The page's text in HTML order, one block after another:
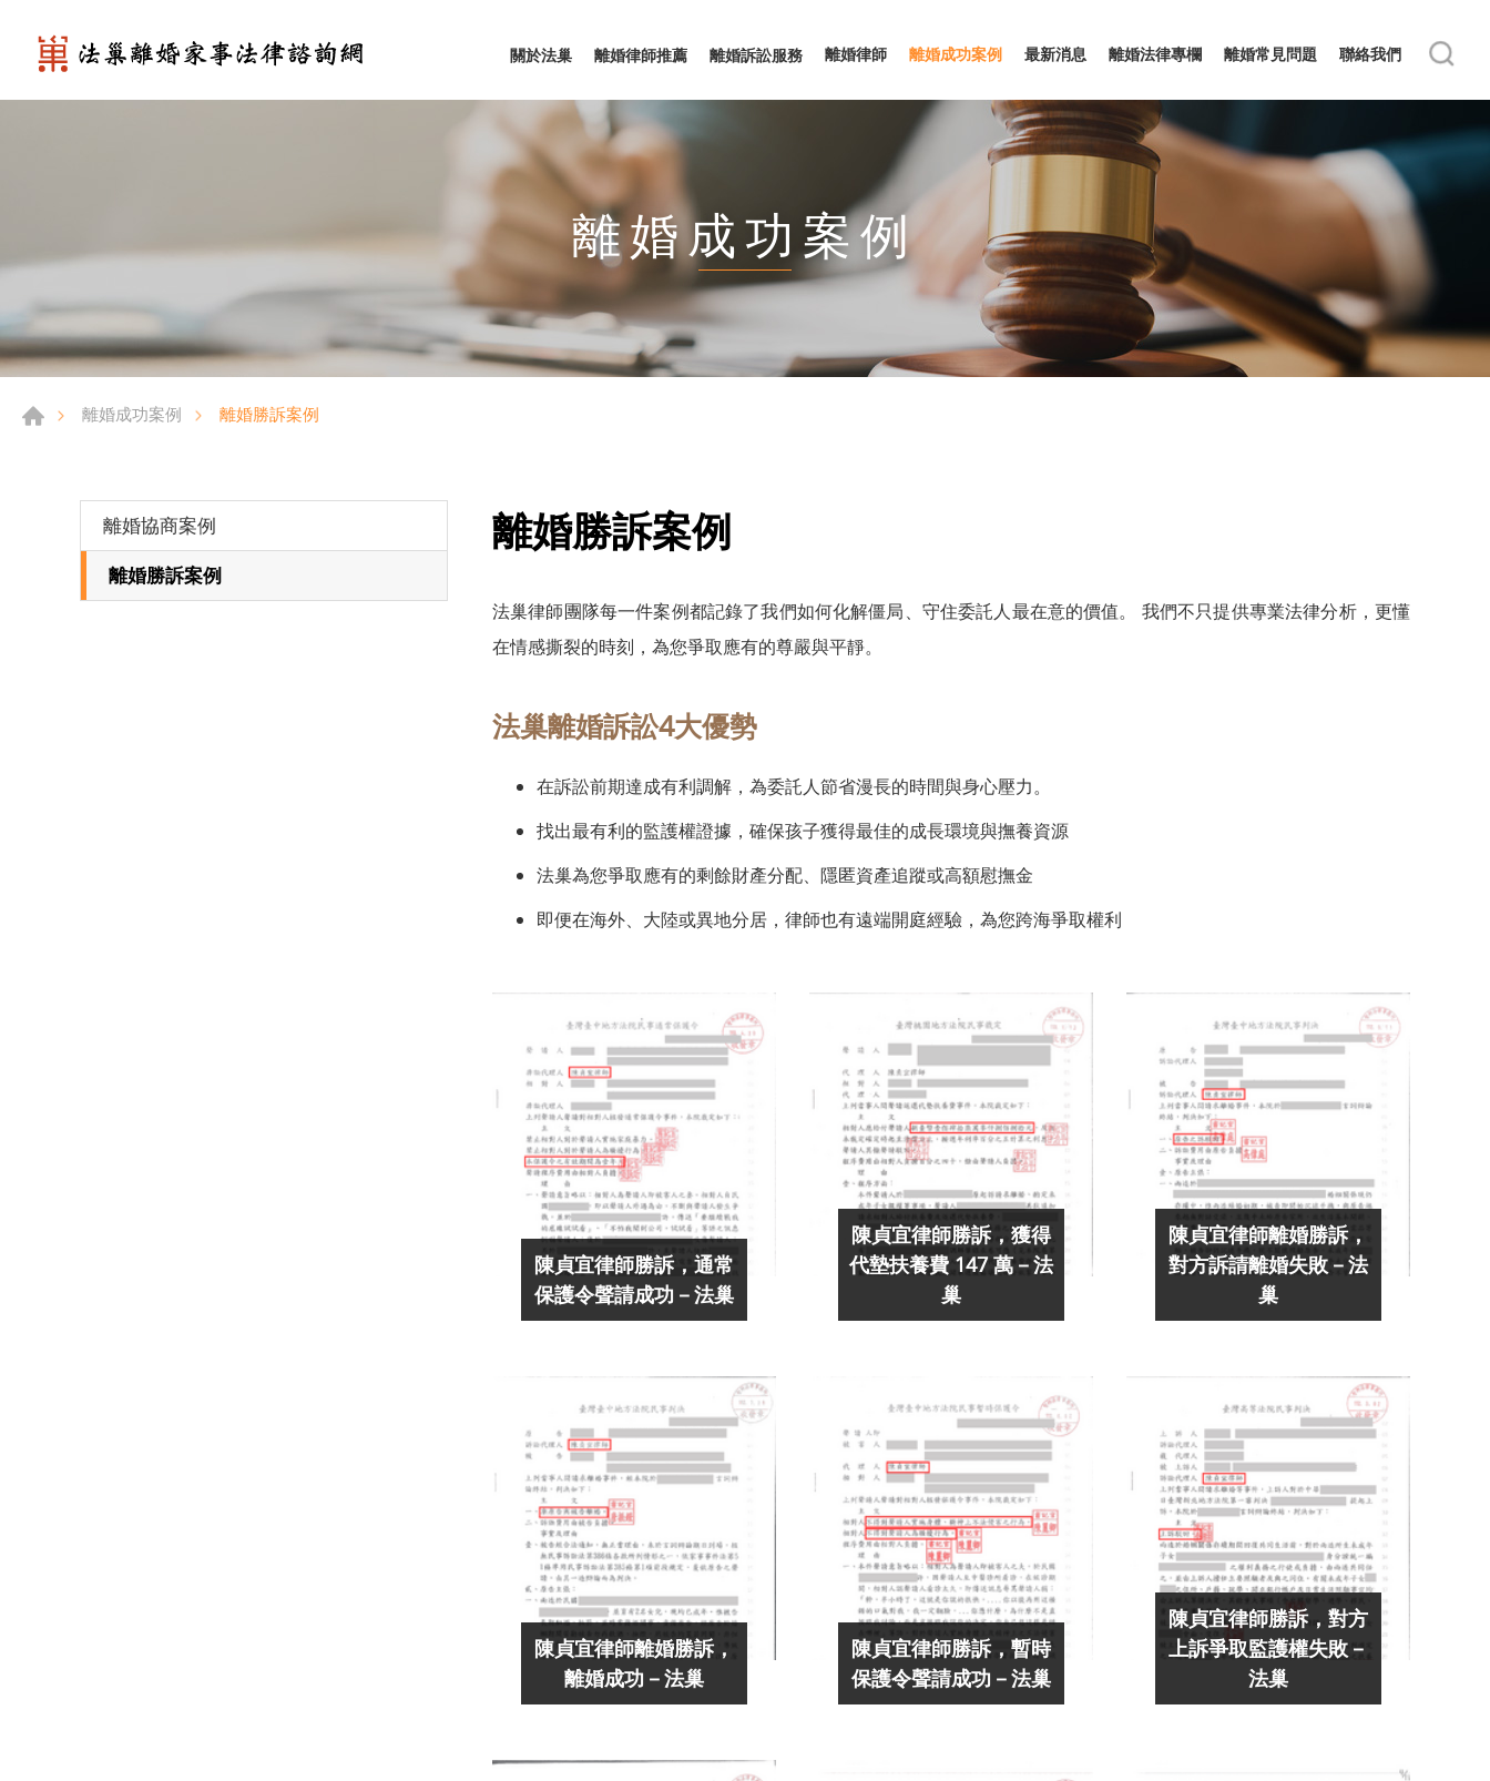
關於法巢 離婚律師推薦 離婚訴訟服務 離婚律師 離婚成功案例 最新消息 離婚法律專欄 離婚常見問題 聯絡我們
離婚成功案例
離婚成功案例 離婚勝訴案例
離婚協商案例
離婚勝訴案例
離婚勝訴案例
法巢律師團隊每一件案例都記錄了我們如何化解僵局、守住委託人最在意的價值。 我們不只提供專業法律分析，更懂
在情感撕裂的時刻，為您爭取應有的尊嚴與平靜。
法巢離婚訴訟4大優勢
在訴訟前期達成有利調解，為委託人節省漫長的時間與身心壓力。
找出最有利的監護權證據，確保孩子獲得最佳的成長環境與撫養資源
法巢為您爭取應有的剩餘財產分配、隱匿資產追蹤或高額慰撫金
即便在海外、大陸或異地分居，律師也有遠端開庭經驗，為您跨海爭取權利
陳貞宜律師勝訴，通常
保護令聲請成功－法巢
陳貞宜律師勝訴，獲得
代墊扶養費 147 萬－法
巢
陳貞宜律師離婚勝訴，
對方訴請離婚失敗－法
巢
陳貞宜律師離婚勝訴，
離婚成功－法巢
陳貞宜律師勝訴，暫時
保護令聲請成功－法巢
陳貞宜律師勝訴，對方
上訴爭取監護權失敗－
法巢